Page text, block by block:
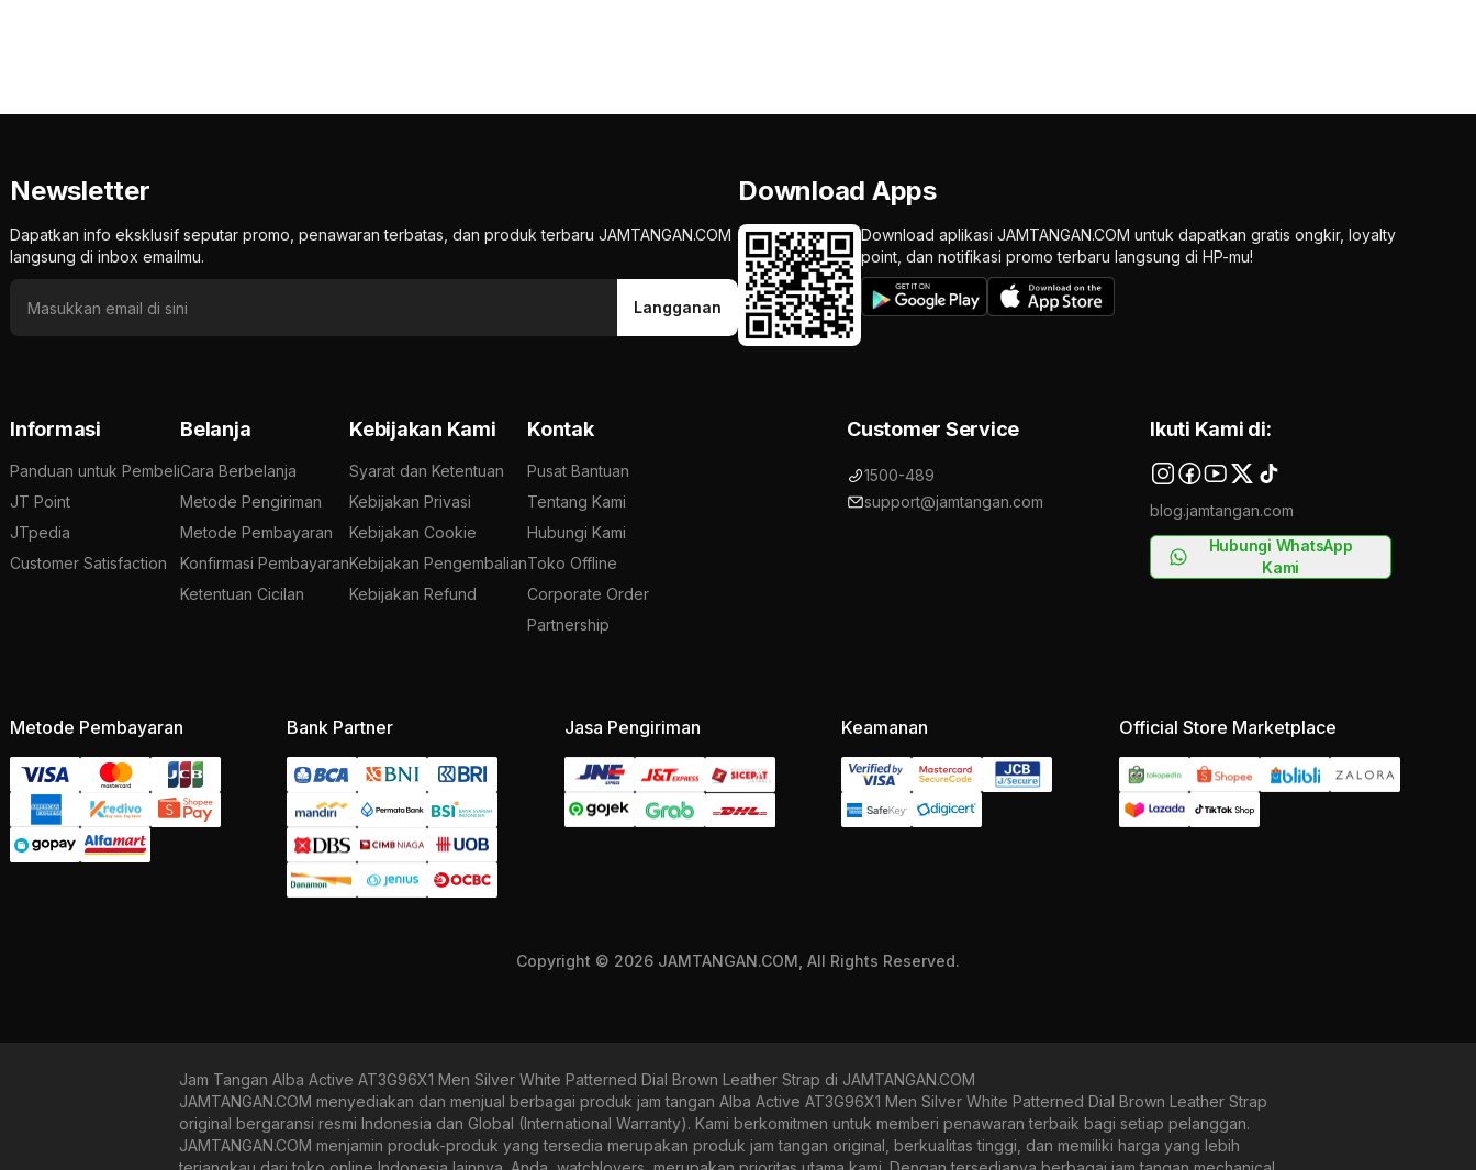
Newsletter
Dapatkan info eksklusif seputar promo, penawaran terbatas, dan produk terbaru JAMTANGAN.COM
langsung di inbox emailmu.
Langganan
Download Apps
Download aplikasi JAMTANGAN.COM untuk dapatkan gratis ongkir, loyalty
point, dan notifikasi promo terbaru langsung di HP-mu!
Informasi
Panduan untuk Pembeli
JT Point
JTpedia
Customer Satisfaction
Belanja
Cara Berbelanja
Metode Pengiriman
Metode Pembayaran
Konfirmasi Pembayaran
Ketentuan Cicilan
Kebijakan Kami
Syarat dan Ketentuan
Kebijakan Privasi
Kebijakan Cookie
Kebijakan Pengembalian
Kebijakan Refund
Kontak
Pusat Bantuan
Tentang Kami
Hubungi Kami
Toko Offline
Corporate Order
Partnership
Customer Service
1500-489
support@jamtangan.com
Ikuti Kami di:
blog.jamtangan.com
Hubungi WhatsApp
Kami
Metode Pembayaran Bank Partner Jasa Pengiriman Keamanan Official Store Marketplace
Copyright © 2026 JAMTANGAN.COM, All Rights Reserved.
Jam Tangan Alba Active AT3G96X1 Men Silver White Patterned Dial Brown Leather Strap di JAMTANGAN.COM
JAMTANGAN.COM menyediakan dan menjual berbagai produk jam tangan Alba Active AT3G96X1 Men Silver White Patterned Dial Brown Leather Strap
original bergaransi resmi Indonesia dan Global (International Warranty). Kami berkomitmen untuk memberi penawaran terbaik bagi setiap pelanggan.
JAMTANGAN.COM menjamin produk-produk yang tersedia merupakan produk jam tangan original, berkualitas tinggi, dan memiliki harga yang lebih